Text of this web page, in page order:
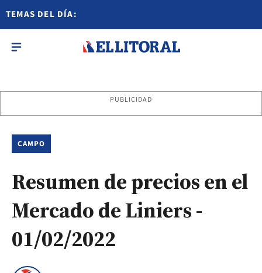
TEMAS DEL DÍA:
PUBLICIDAD
CAMPO
Resumen de precios en el
Mercado de Liniers -
01/02/2022